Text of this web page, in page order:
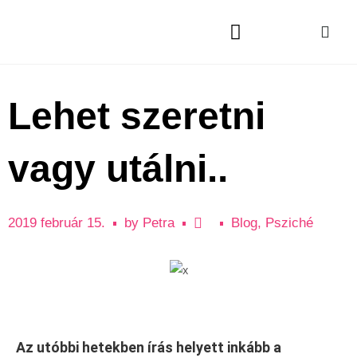
Lehet szeretni
vagy utálni..
2019 február 15. by Petra Blog, Psziché
Az utóbbi hetekben írás helyett inkább a